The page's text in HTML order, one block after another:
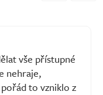
vše přístupné
nehraje,
to vzniklo z